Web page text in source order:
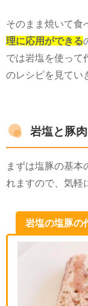
そのまま焼いて食
理に応用ができる
では岩塩を使って
のレシピを見てい
岩塩と豚
まずは塩豚の基本
れますので、気軽
岩塩の塩豚の